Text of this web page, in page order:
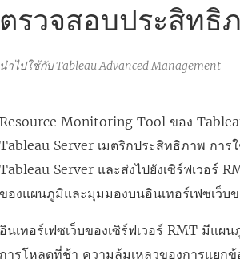
ตรวจสอบประสิทธิ
นำไปใช้กับ Tableau Advanced Management
Resource Monitoring Tool ของ
Tableau Server เมตริกประสิทธิภาพ การ
Tableau Server และส่งไปยังเซิร์ฟเวอร์
ของแผนภูมิและมุมมองบนอินเทอร์เฟซเว็บข
อินเทอร์เฟซเว็บของเซิร์ฟเวอร์ RMT มีแ
การโหลดที่ช้า ความล้มเหลวของการแยก